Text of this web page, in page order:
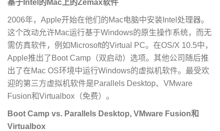
基于Intel的Mac上的Zemax软件
2006年，Apple开始在他们的Mac电脑中安装Intel处理器。
这个改动允许Mac运行基于Windows的原生操作系统，而无
需仿真软件，例如Microsoft的Virtual PC。在OS/X 10.5中，
Apple推出了Boot Camp（双启动）选项。其他公司随后推
出了在Mac OS环境中运行Windows的虚拟机软件。最受欢
迎的第三方虚拟机软件是Parallels Desktop、VMware
Fusion和Virtualbox（免费）。
Boot Camp vs. Parallels Desktop, VMware Fusion和
Virtualbox